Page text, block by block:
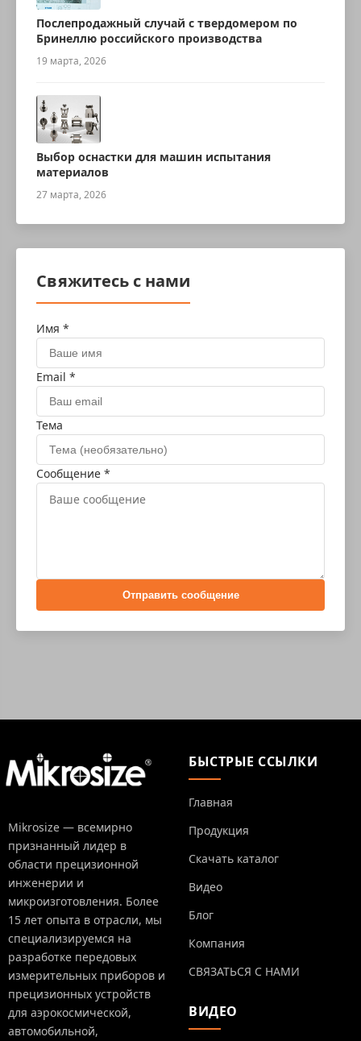
Послепродажный случай с твердомером по
Бринеллю российского производства
19 марта, 2026
Выбор оснастки для машин испытания
материалов
27 марта, 2026
Свяжитесь с нами
Имя *
Email *
Тема
Сообщение *
Отправить сообщение
Mikrosize — всемирно
признанный лидер в
области прецизионной
инженерии и
микроизготовления. Более
15 лет опыта в отрасли, мы
специализируемся на
разработке передовых
измерительных приборов и
прецизионных устройств
для аэрокосмической,
автомобильной,
БЫСТРЫЕ ССЫЛКИ
Главная
Продукция
Скачать каталог
Видео
Блог
Компания
СВЯЗАТЬСЯ С НАМИ
ВИДЕО